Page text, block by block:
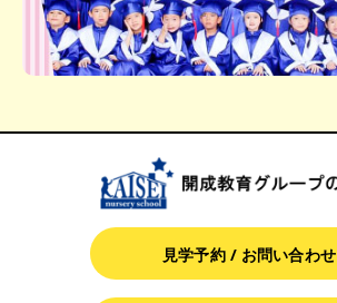
見学予約 / お問い合わせ